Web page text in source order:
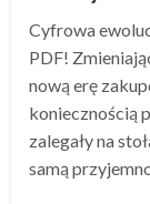
Cyfrowa
PDF!
nową erę
koniecznością
zalegały na
samą